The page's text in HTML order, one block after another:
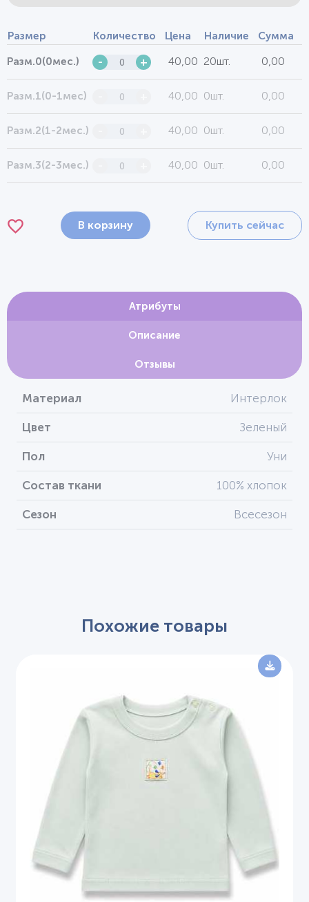
Размер Количество Цена Наличие Сумма
Разм.0(0мес.) - + 40,00 20шт. 0,00
Разм.1(0-1мес) 40,00 0шт. 0,00
Разм.2(1-2мес.) 40,00 0шт. 0,00
Разм.3(2-3мес.) 40,00 0шт. 0,00
В корзину Купить сейчас
Атрибуты
Описание
Отзывы
Материал Интерлок
Цвет Зеленый
Пол Уни
Состав ткани 100% хлопок
Сезон Всесезон
Похожие товары